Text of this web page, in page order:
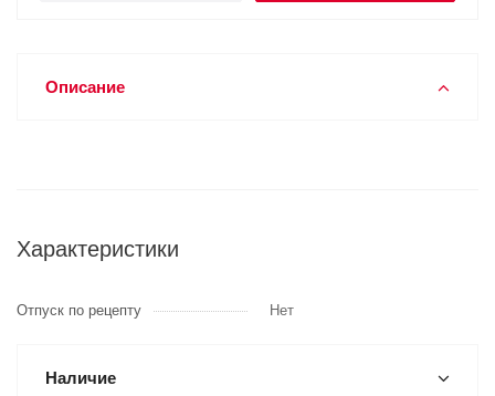
Описание
Характеристики
Отпуск по рецепту Нет
Наличие